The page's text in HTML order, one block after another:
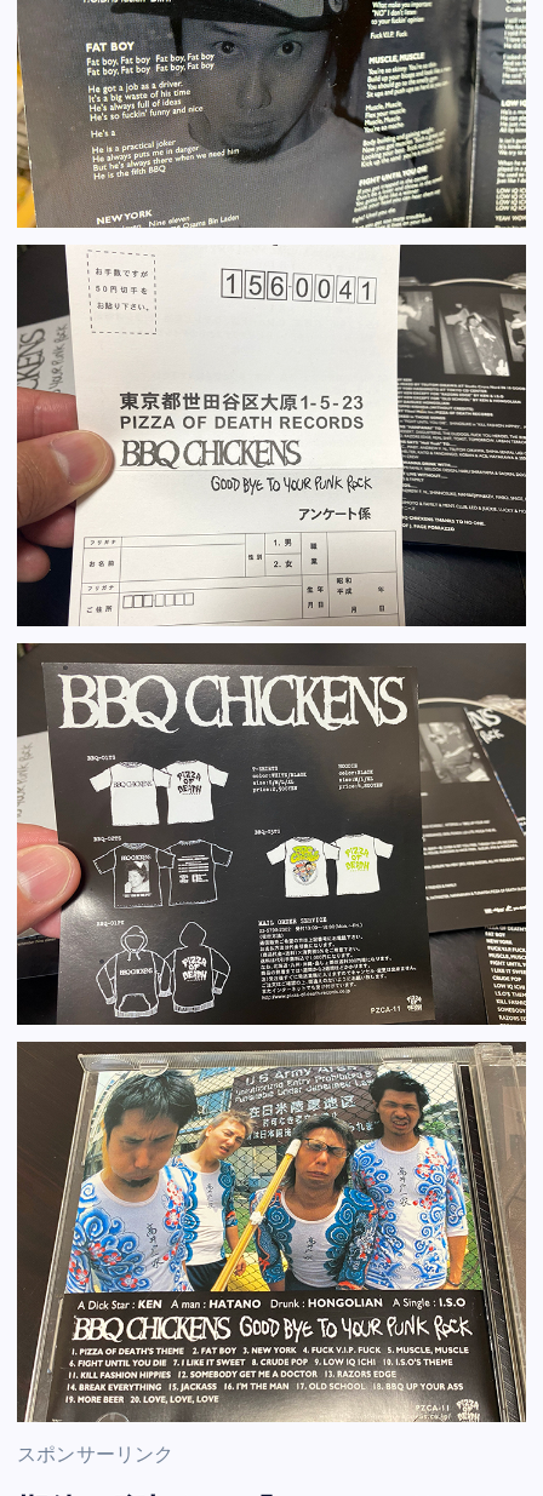
スポンサーリンク